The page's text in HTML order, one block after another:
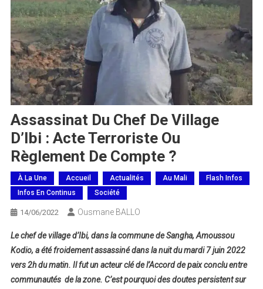
Assassinat Du Chef De Village
D’Ibi : Acte Terroriste Ou
Règlement De Compte ?
À La Une Accueil Actualités Au Mali
Flash Infos
Infos En Continus
Société
14/06/2022 Ousmane BALLO
Le chef de village d’Ibi, dans la commune de Sangha, Amoussou
Kodio, a été froidement assassiné dans la nuit du mardi 7 juin 2022
vers 2h du matin. Il fut un acteur clé de l’Accord de paix conclu entre
communautés de la zone. C’est pourquoi des doutes persistent sur